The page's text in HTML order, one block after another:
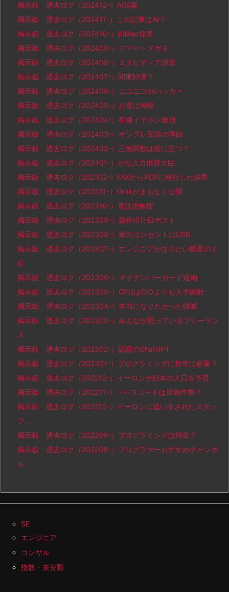
掲示板 過去ログ（202412-）AI法案
掲示板 過去ログ（202411-）この記事はAI？
掲示板 過去ログ（202410-）新Mac発表
掲示板 過去ログ（202409-）スマートメガネ
掲示板 過去ログ（202408-）エヌビディア決算
掲示板 過去ログ（202407-）関東砂漠？
掲示板 過去ログ（202406-）ニコニコvsハッカー
掲示板 過去ログ（202405-）お客は神様
掲示板 過去ログ（202404-）有線イヤホン最強
掲示板 過去ログ（202403-）オンプレ回帰の理由
掲示板 過去ログ（202402-）三角関数は役に立つ？
掲示板 過去ログ（202401-）かな入力推奨大臣
掲示板 過去ログ（202312-）FAXからPDFに移行した結果
掲示板 過去ログ（202311-）Grokがまもなく公開
掲示板 過去ログ（202310-）電話恐怖症
掲示板 過去ログ（202309-）最終出社日ポスト
掲示板 過去ログ（202308-）家のコンセントにUSB
掲示板 過去ログ（202307-）エンジニアがなりたい職業の１
位
掲示板 過去ログ（202306-）マイナンバーカード返納
掲示板 過去ログ（202305-）GPUは○○よりも入手困難
掲示板 過去ログ（202304-）本当になりたかった職業
掲示板 過去ログ（202303-）みんなが思っているフリーラン
ス
掲示板 過去ログ（202302-）話題のChatGPT
掲示板 過去ログ（202301-）プログラミングに数学は必要？
掲示板 過去ログ（202212-）イーロンが日本の人口を予言
掲示板 過去ログ（202211-）ソースコードは単純作業？
掲示板 過去ログ（202210-）イーロンに追い出されたスタッ
フ…
掲示板 過去ログ（202209-）プログラミングは簡単？
掲示板 過去ログ（202208-）プログラマーおすすめチャンネ
ル
SE
エンジニア
コンサル
指数・未分類